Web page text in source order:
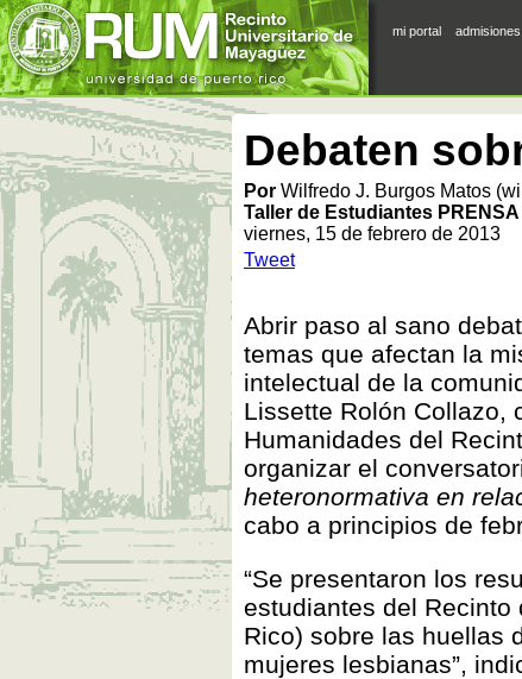
mi portal admisiones
Debaten
Por Wilfredo J. Burgos Matos
Taller de Estudiantes PRENSA
viernes, 15 de febrero de 2013
Tweet
Abrir paso al sano
temas que afectan la
intelectual de la
Lissette Rolón Collazo,
Humanidades del
organizar el
heteronormativa en
cabo a principios de
“Se presentaron los
estudiantes del Recinto
Rico) sobre las huellas
mujeres lesbianas”,